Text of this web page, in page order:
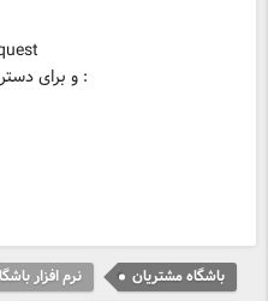
و برای
باشگاه مشتریان
نرم افزار